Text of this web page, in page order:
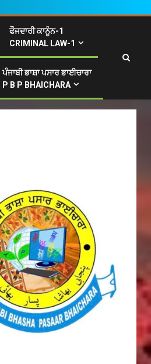
ਫੌਜਦਾਰੀ ਕਾਨੂੰਨ-1
CRIMINAL LAW-1
ਪੰਜਾਬੀ ਭਾਸ਼ਾ ਪਸਾਰ ਭਾਈਚਾਰਾ
P B P BHAICHARA